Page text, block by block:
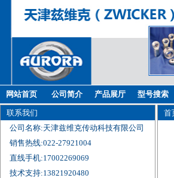
网站首页 公司简介 产品展厅 型号搜索
联系我们
公司名称:天津兹维克传动科技有限公司
销售热线:022-27921004
直线手机:17002269069
技术支持:13821920480
首